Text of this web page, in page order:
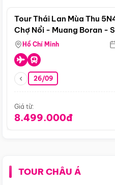
Tour Thái Lan Mùa Thu
Chợ Nổi - Muang Boran -
Hồ Chí Minh
26/09
Giá từ:
8.499.000đ
TOUR CHÂU Á